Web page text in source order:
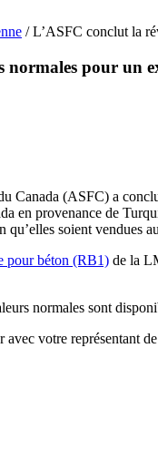
/L’ASFC conclut la
normales pour un
Canada (ASFC) a
en provenance de
qu’elles soient
pour béton (RB1) de la
normales sont
votre représentant